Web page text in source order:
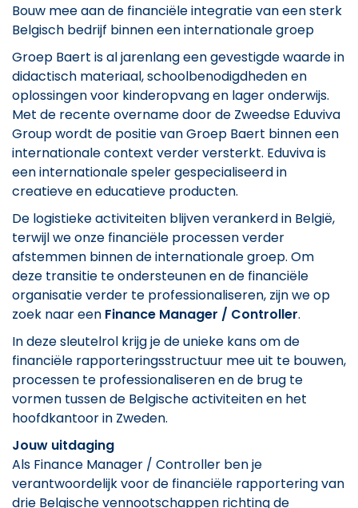
Bouw mee aan de financiële integratie van een sterk
Belgisch bedrijf binnen een internationale groep
Groep Baert is al jarenlang een gevestigde waarde in
didactisch materiaal, schoolbenodigdheden en
oplossingen voor kinderopvang en lager onderwijs.
Met de recente overname door de Zweedse Eduviva
Group wordt de positie van Groep Baert binnen een
internationale context verder versterkt. Eduviva is
een internationale speler gespecialiseerd in
creatieve en educatieve producten.
De logistieke activiteiten blijven verankerd in België,
terwijl we onze financiële processen verder
afstemmen binnen de internationale groep. Om
deze transitie te ondersteunen en de financiële
organisatie verder te professionaliseren, zijn we op
zoek naar een Finance Manager / Controller.
In deze sleutelrol krijg je de unieke kans om de
financiële rapporteringsstructuur mee uit te bouwen,
processen te professionaliseren en de brug te
vormen tussen de Belgische activiteiten en het
hoofdkantoor in Zweden.
Jouw uitdaging
Als Finance Manager / Controller ben je
verantwoordelijk voor de financiële rapportering van
drie Belgische vennootschappen richting de